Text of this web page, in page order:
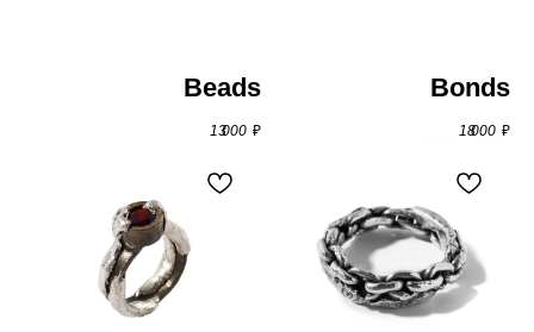
Beads
13 000 ₽
Bonds
18 000 ₽